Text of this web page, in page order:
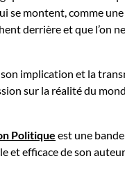
se montent, comme
derrière et que l’on
implication et la
sur la réalité du
Politique est une
et efficace de son